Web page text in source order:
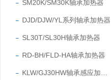
SM20K/SM30K轴承加热器
DJD/DJW/YL系列轴承加热器
SL30T/SL30H轴承加热器
RD-BH/FLD-HA轴承加热器